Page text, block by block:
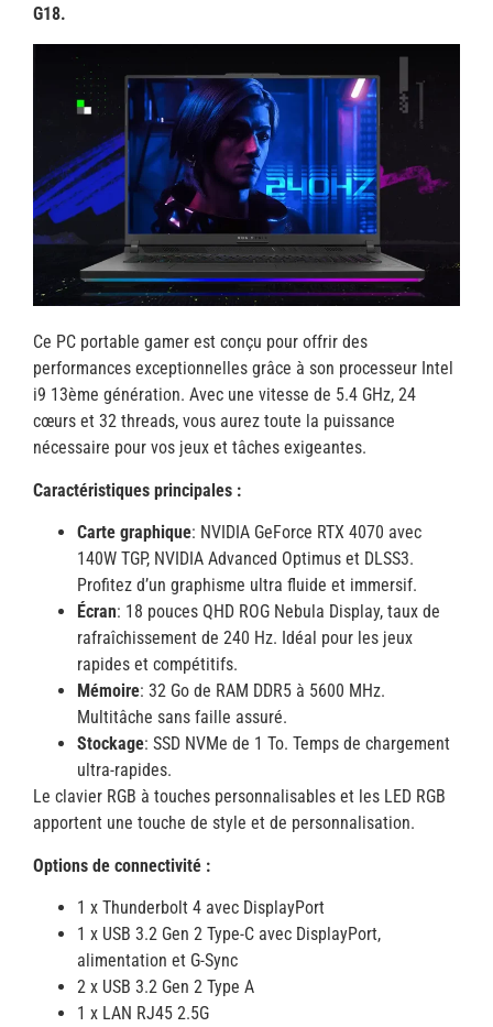
G18.
Ce PC portable gamer est conçu pour offrir des
performances exceptionnelles grâce à son processeur Intel
i9 13ème génération. Avec une vitesse de 5.4 GHz, 24
cœurs et 32 threads, vous aurez toute la puissance
nécessaire pour vos jeux et tâches exigeantes.
Caractéristiques principales :
Carte graphique: NVIDIA GeForce RTX 4070 avec
140W TGP, NVIDIA Advanced Optimus et DLSS3.
Profitez d’un graphisme ultra fluide et immersif.
Écran: 18 pouces QHD ROG Nebula Display, taux de
rafraîchissement de 240 Hz. Idéal pour les jeux
rapides et compétitifs.
Mémoire: 32 Go de RAM DDR5 à 5600 MHz.
Multitâche sans faille assuré.
Stockage: SSD NVMe de 1 To. Temps de chargement
ultra-rapides.
Le clavier RGB à touches personnalisables et les LED RGB
apportent une touche de style et de personnalisation.
Options de connectivité :
1 x Thunderbolt 4 avec DisplayPort
1 x USB 3.2 Gen 2 Type-C avec DisplayPort,
alimentation et G-Sync
2 x USB 3.2 Gen 2 Type A
1 x LAN RJ45 2.5G